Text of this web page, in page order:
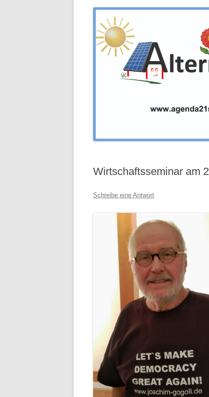
Wirtschaftsseminar am
Schreibe eine Antwort